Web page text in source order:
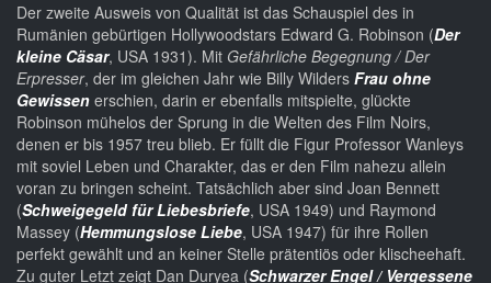
Der zweite Ausweis von Qualität ist das Schauspiel des in
Rumänien gebürtigen Hollywoodstars Edward G. Robinson (Der
kleine Cäsar, USA 1931). Mit Gefährliche Begegnung / Der
Erpresser, der im gleichen Jahr wie Billy Wilders Frau ohne
Gewissen erschien, darin er ebenfalls mitspielte, glückte
Robinson mühelos der Sprung in die Welten des Film Noirs,
denen er bis 1957 treu blieb. Er füllt die Figur Professor Wanleys
mit soviel Leben und Charakter, das er den Film nahezu allein
voran zu bringen scheint. Tatsächlich aber sind Joan Bennett
(Schweigegeld für Liebesbriefe, USA 1949) und Raymond
Massey (Hemmungslose Liebe, USA 1947) für ihre Rollen
perfekt gewählt und an keiner Stelle prätentiös oder klischeehaft.
Zu guter Letzt zeigt Dan Duryea (Schwarzer Engel / Vergessene